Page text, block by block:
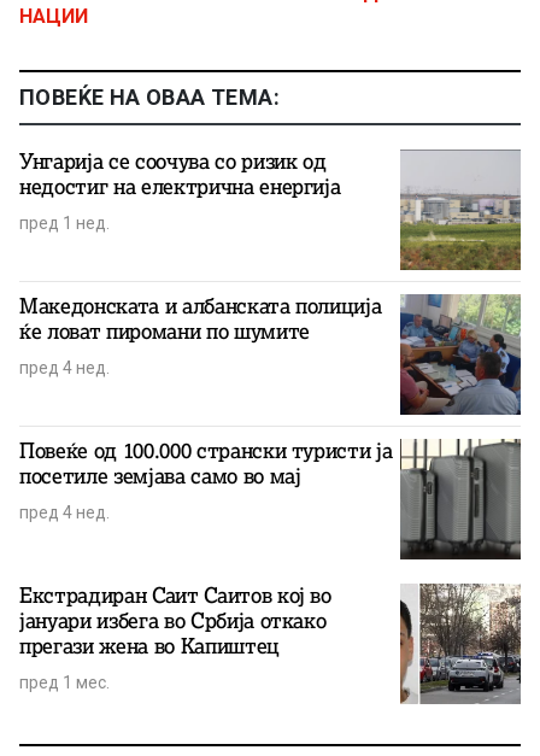
НАЦИИ
ПОВЕЌЕ НА ОВАА ТЕМА:
Унгарија се соочува со ризик од
недостиг на електрична енергија
пред 1 нед.
Македонската и албанската полиција
ќе ловат пиромани по шумите
пред 4 нед.
Повеќе од 100.000 странски туристи ја
посетиле земјава само во мај
пред 4 нед.
Екстрадиран Саит Саитов кој во
јануари избега во Србија откако
прегази жена во Капиштец
пред 1 мес.